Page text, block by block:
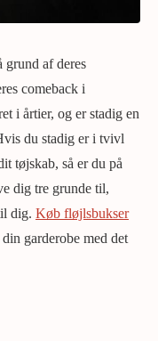
grund af deres
comeback i
i årtier, og er stadig en
du stadig er i tvivl
tøjskab, så er du på
dig tre grunde til,
dig. Køb fløjlsbukser
garderobe med det